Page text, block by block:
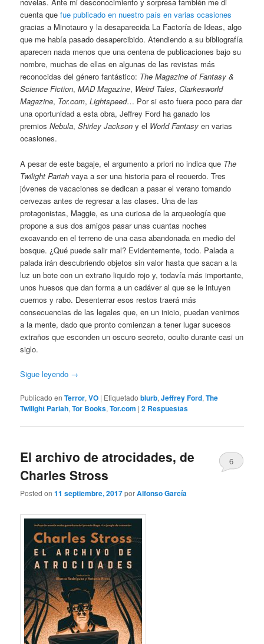
novelas. Ante mi desconocimiento y sorpresa también me di
cuenta quefue publicado en nuestro país en varias ocasiones
gracias a Minotauro y la desaparecida La Factoría de Ideas, algo
que me había pasado desapercibido. Atendiendo a su bibliografía
aparecen nada menos que una centena de publicaciones bajo su
nombre, muchas de ellas en algunas de las revistas más
reconocidas del género fantástico: The Magazine of Fantasy &
Science Fiction, MAD Magazine, Weird Tales, Clarkesworld
Magazine, Tor.com, Lightspeed… Por si esto fuera poco para dar
una oportunidad a esta obra, Jeffrey Ford ha ganado los
premiosNebula,Shirley Jackson y el World Fantasy en varias
ocasiones.
A pesar de este bagaje, el argumento a priori no indica que The
Twilight Pariah vaya a ser una historia para el recuerdo. Tres
jóvenes de vacaciones se dedican a pasar el verano tomando
cervezas antes de regresar a las clases. Una de las
protagonistas, Maggie, es una curiosa de la arqueología que
propone a sus dos amigos pasar unas cuantas noches
excavando en el terreno de una casa abandonada en medio del
bosque. ¿Qué puede salir mal? Evidentemente, todo. Palada a
palada irán descubriendo objetos sin valor hasta que sacan a la
luz un bote con un extraño liquido rojo y, todavía más importante,
unos huesos que dan forma a un cadáver al que se le intuyen
cuernos y rabo. Desenterrar esos restos traerá más
consecuencias de las legales que, en un inicio, puedan venirnos
a la mente, dado que pronto comienzan a tener lugar sucesos
extraños que esconden un oscuro secreto, oculto durante casi un
siglo.
Sigue leyendo →
Publicado en Terror,VO | Etiquetado blurb,Jeffrey Ford,The
Twilight Pariah,Tor Books,Tor.com |2 Respuestas
El archivo de atrocidades, de
Charles Stross
Posted on11 septiembre, 2017porAlfonso García
6